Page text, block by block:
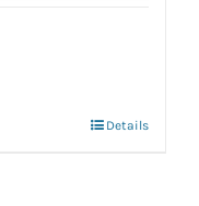
Details